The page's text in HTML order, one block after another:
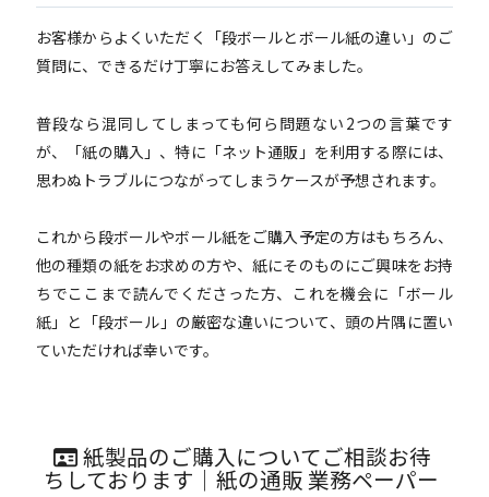
お客様からよくいただく「段ボールとボール紙の違い」のご
質問に、できるだけ丁寧にお答えしてみました。
普段なら混同してしまっても何ら問題ない2つの言葉です
が、「紙の購入」、特に「ネット通販」を利用する際には、
思わぬトラブルにつながってしまうケースが予想されます。
これから段ボールやボール紙をご購入予定の方はもちろん、
他の種類の紙をお求めの方や、紙にそのものにご興味をお持
ちでここまで読んでくださった方、これを機会に「ボール
紙」と「段ボール」の厳密な違いについて、頭の片隅に置い
ていただければ幸いです。
紙製品のご購入についてご相談お待
ちしております｜紙の通販 業務ペーパー